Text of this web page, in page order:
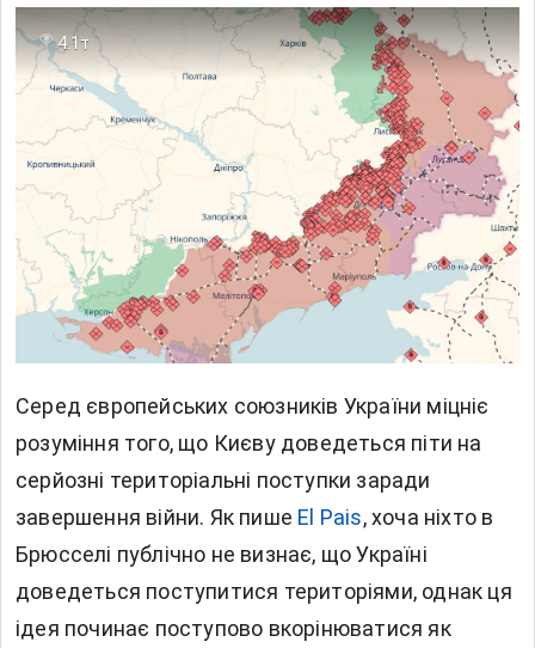
4.1т
Серед європейських союзників України міцніє
розуміння того, що Києву доведеться піти на
серйозні територіальні поступки заради
завершення війни. Як пише El Pais, хоча ніхто в
Брюсселі публічно не визнає, що Україні
доведеться поступитися територіями, однак ця
ідея починає поступово вкорінюватися як